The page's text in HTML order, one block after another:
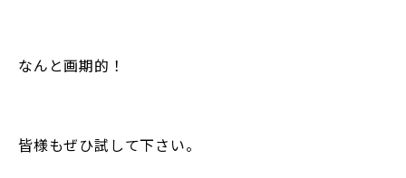
なんと画期的！
皆様もぜひ試して下さい。